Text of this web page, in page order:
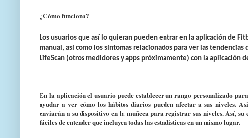
¿Cómo funciona?
Los usuarios que así lo quieran pueden entrar en la aplicación de
manual, así como los síntomas relacionados para ver las
LifeScan (otros medidores y apps próximamente) con la aplicación
En la aplicación el usuario puede establecer un rango personalizado
ayudar a ver cómo los hábitos diarios pueden afectar a sus niveles.
enviarán a su dispositivo en la muñeca para registrar sus niveles. Así,
fáciles de entender que incluyen todas las estadísticas en un mismo lugar.